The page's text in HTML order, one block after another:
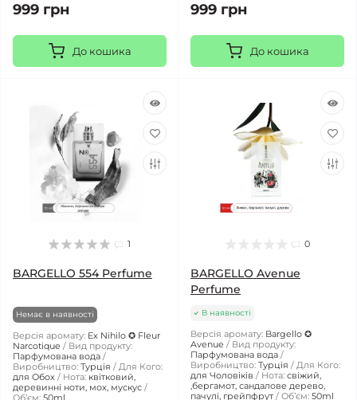
999 грн
До кошика
999 грн
До кошика
1
BARGELLO 554 Perfume
Немає в наявності
Версія аромату: Ex Nihilo ✪ Fleur
Narcotique
Вид продукту:
Парфумована вода
Виробництво: Турція
Для Кого:
для Обох
Нота: квітковий,
деревинні ноти, мох, мускус
Обʼєм: 50ml
0
BARGELLO Avenue
Perfume
В наявності
Версія аромату: Bargello ✪
Avenue
Вид продукту:
Парфумована вода
Виробництво: Турція
Для Кого:
для Чоловіків
Нота: свіжий,
,бергамот, сандалове дерево,
пачулі, грейпфрут
Обʼєм: 50ml